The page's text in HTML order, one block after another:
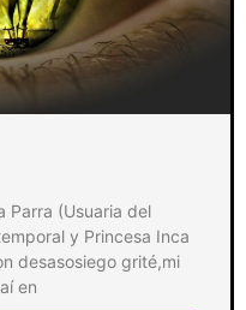
Parra (Usuaria del
y Princesa Inca
desasosiego grité,mi
en